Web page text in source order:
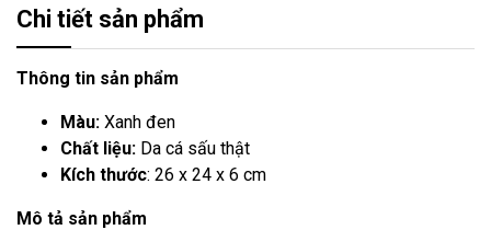
Chi tiết sản phẩm
Thông tin sản phẩm
Màu: Xanh đen
Chất liệu: Da cá sấu thật
Kích thước: 26 x 24 x 6 cm
Mô tả sản phẩm